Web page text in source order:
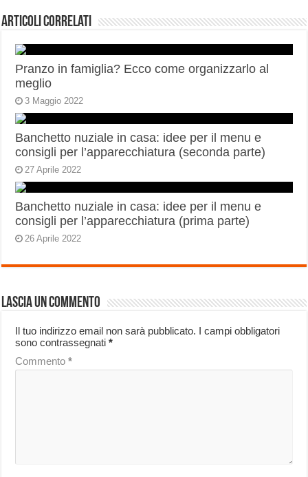
Articoli correlati
Pranzo in famiglia? Ecco come organizzarlo al
meglio
3 Maggio 2022
Banchetto nuziale in casa: idee per il menu e
consigli per l’apparecchiatura (seconda parte)
27 Aprile 2022
Banchetto nuziale in casa: idee per il menu e
consigli per l’apparecchiatura (prima parte)
26 Aprile 2022
Lascia un commento
Il tuo indirizzo email non sarà pubblicato. I campi obbligatori
sono contrassegnati*
Commento*